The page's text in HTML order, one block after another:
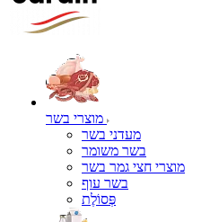
מעדני בשר
בשר משומר
מוצרי חצי גמר בשר
בשר עוף
פְּסוֹלֶת